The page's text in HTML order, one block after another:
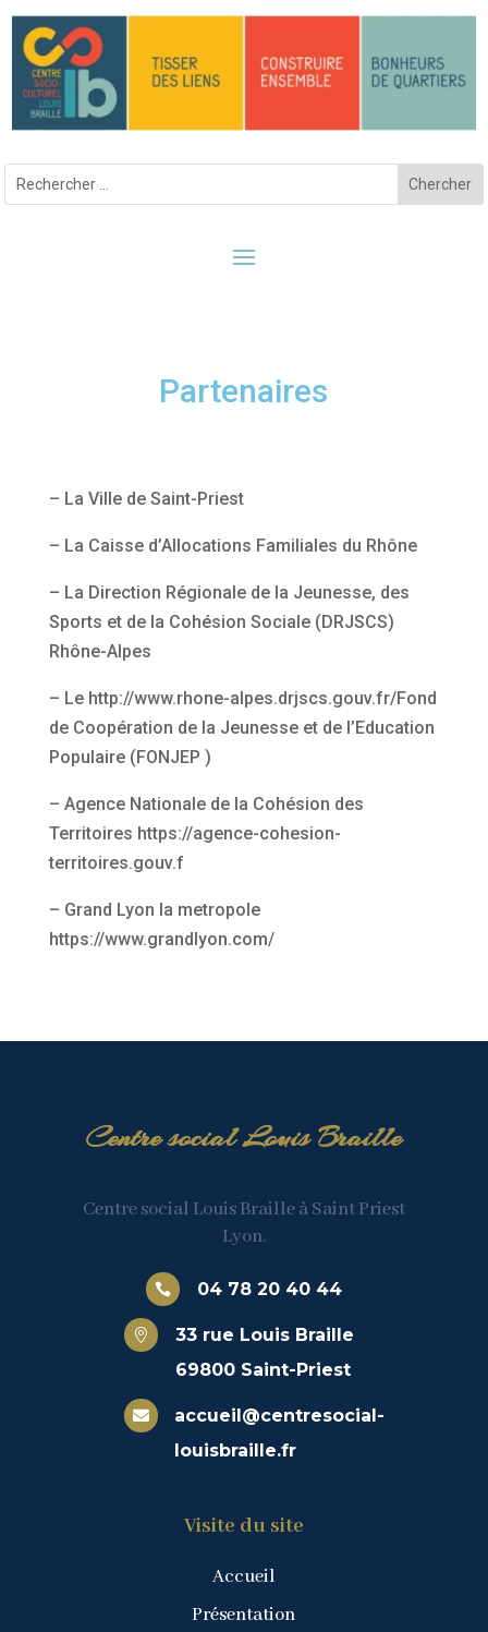
Partenaires
– La Ville de Saint-Priest
– La Caisse d’Allocations Familiales du Rhône
– La Direction Régionale de la Jeunesse, des
Sports et de la Cohésion Sociale (DRJSCS)
Rhône-Alpes
– Le http://www.rhone-alpes.drjscs.gouv.fr/Fond
de Coopération de la Jeunesse et de l’Education
Populaire (FONJEP )
– Agence Nationale de la Cohésion des
Territoires https://agence-cohesion-
territoires.gouv.f
– Grand Lyon la metropole
https://www.grandlyon.com/
Centre social Louis Braille
Centre social Louis Braille à Saint Priest
Lyon.
 04 78 20 40 44

33 rue Louis Braille
69800 Saint-Priest

accueil@centresocial-
louisbraille.fr
Visite du site
Accueil
Présentation